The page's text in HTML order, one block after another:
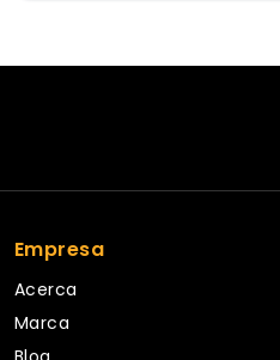
Empresa
Acerca
Marca